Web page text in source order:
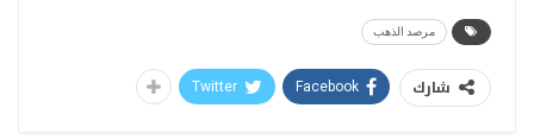
مرصد الذهب
شارك Facebook
Twitter